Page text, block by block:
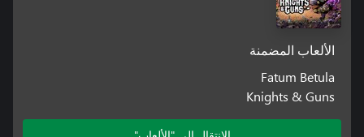
الألعاب المضمنة
Fatum Betula
Knights & Guns